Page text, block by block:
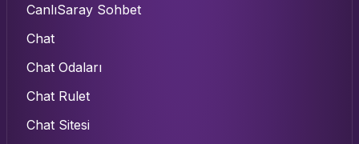
CanlıSaray Sohbet
Chat
Chat Odaları
Chat Rulet
Chat Sitesi